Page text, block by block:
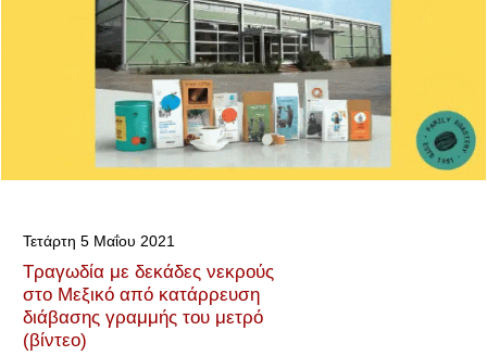
Τετάρτη 5 Μαΐου 2021
Τραγωδία με δεκάδες νεκρούς
στο Μεξικό από κατάρρευση
διάβασης γραμμής του μετρό
(βίντεο)